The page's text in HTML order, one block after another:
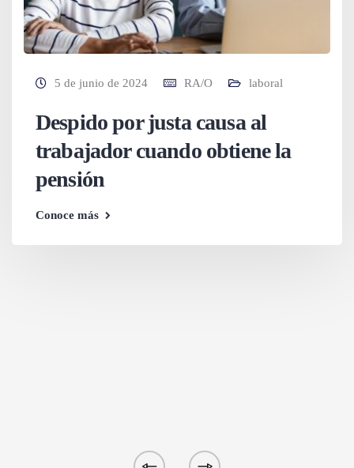
5 de junio de 2024 RA/O laboral
Despido por justa causa al
trabajador cuando obtiene la
pensión
Conoce más